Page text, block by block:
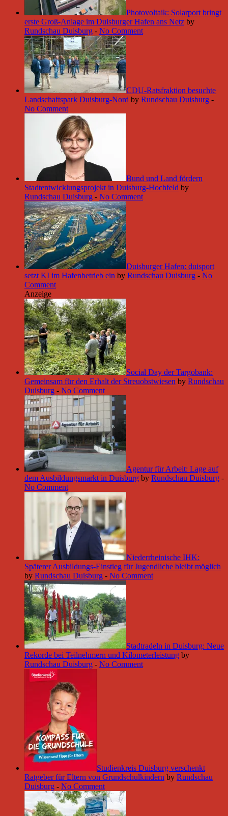
Photovoltaik: Solarport bringt
erste Groß-Anlage im Duisburger Hafen ans Netz by
Rundschau Duisburg - No Comment
CDU-Ratsfraktion besuchte
Landschaftspark Duisburg-Nord by Rundschau Duisburg -
No Comment
Bund und Land fördern
Stadtentwicklungsprojekt in Duisburg-Hochfeld by
Rundschau Duisburg - No Comment
Duisburger Hafen: duisport
setzt KI im Hafenbetrieb ein by Rundschau Duisburg - No
Comment
Anzeige
Social Day der Targobank:
Gemeinsam für den Erhalt der Streuobstwiesen by Rundschau
Duisburg - No Comment
Agentur für Arbeit: Lage auf
dem Ausbildungsmarkt in Duisburg by Rundschau Duisburg -
No Comment
Niederrheinische IHK:
Späterer Ausbildungs-Einstieg für Jugendliche bleibt möglich
by Rundschau Duisburg - No Comment
Stadtradeln in Duisburg: Neue
Rekorde bei Teilnehmern und Kilometerleistung by
Rundschau Duisburg - No Comment
Studienkreis Duisburg verschenkt
Ratgeber für Eltern von Grundschulkindern by Rundschau
Duisburg - No Comment